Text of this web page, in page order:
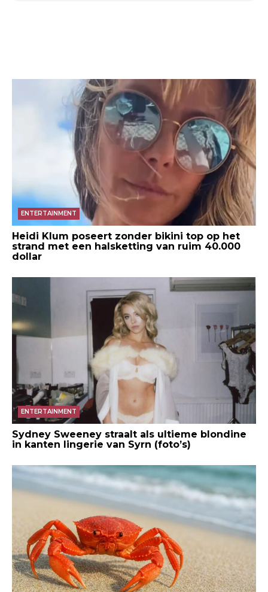
ENTERTAINMENT
Heidi Klum poseert zonder bikini top op het
strand met een halsketting van ruim 40.000
dollar
ENTERTAINMENT
Sydney Sweeney straalt als ultieme blondine
in kanten lingerie van Syrn (foto’s)